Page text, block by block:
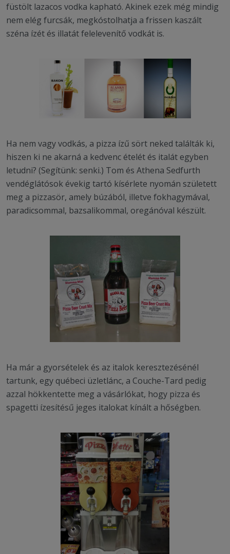
füstölt lazacos vodka kapható. Akinek ezek még mindig
nem elég furcsák, megkóstolhatja a frissen kaszált
széna ízét és illatát felelevenítő vodkát is.
Ha nem vagy vodkás, a pizza ízű sört neked találták ki,
hiszen ki ne akarná a kedvenc ételét és italát egyben
letudni? (Segítünk: senki.) Tom és Athena Sedfurth
vendéglátósok évekig tartó kísérlete nyomán született
meg a pizzasör, amely búzából, illetve fokhagymával,
paradicsommal, bazsalikommal, oregánóval készült.
Ha már a gyorsételek és az italok keresztezésénél
tartunk, egy québeci üzletlánc, a Couche-Tard pedig
azzal hökkentette meg a vásárlókat, hogy pizza és
spagetti ízesítésű jeges italokat kínált a hőségben.